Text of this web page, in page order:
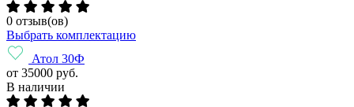
0 отзыв(ов)
Выбрать комплектацию
Атол 30Ф
от 35000 руб.
В наличии